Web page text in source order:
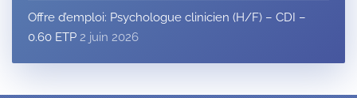
Offre d’emploi: Psychologue clinicien (H/F) – CDI –
0.60 ETP 2 juin 2026